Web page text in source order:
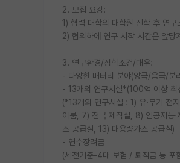
2. 모집 요강:
1) 협력 대학의 대학원 진학 후 연구
2) 협의하에 연구 시작 시간은 앞당
3. 연구환경/장학조건/대우:
- 다양한 배터리 분야(양극/음극/분
- 13개의 연구시설*(100억 이상 최
(*13개의 연구시설 : 1) 유·무기 전
이룸, 7) 전극 제작실, 8) 인공지능
스 공급실, 13) 대용량가스 공급실)
- 연수장려금
(세전기준-4대 보험 / 퇴직금 등